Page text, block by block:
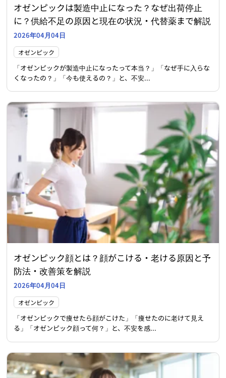
オゼンピックは製造中止になった？なぜ出荷停止
に？供給不足の原因と現在の状況・代替薬まで解説
2026年04月04日
オゼンピック
「オゼンピックが製造中止になったって本当？」「なぜ手に入らな
くなったの？」「今も使えるの？」と、不安...
オゼンピック顔とは？顔がこける・老ける原因と予
防法・改善策を解説
2026年04月04日
オゼンピック
「オゼンピックで痩せたら顔がこけた」「痩せたのに老けて見え
る」「オゼンピック顔って何？」と、不安を感...